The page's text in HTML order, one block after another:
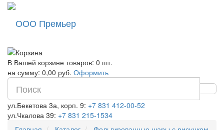
ООО Премьер
В Вашей корзине товаров: 0 шт.
на сумму: 0,00 руб. Оформить
ул.Бекетова 3а, корп. 9: +7 831 412-00-52
ул.Чкалова 39: +7 831 215-1534